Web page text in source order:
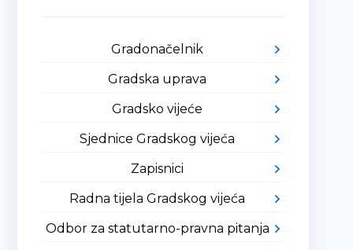
Gradonačelnik
Gradska uprava
Gradsko vijeće
Sjednice Gradskog vijeća
Zapisnici
Radna tijela Gradskog vijeća
Odbor za statutarno-pravna pitanja